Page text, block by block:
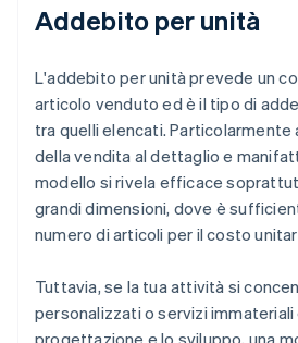
Addebito per unità
L'addebito per unità prevede un
articolo venduto ed è il tipo di
tra quelli elencati.
della vendita al dettaglio e
modello si rivela efficace
grandi dimensioni, dove è
numero di articoli per il costo
Tuttavia, se la tua attività si
personalizzati o servizi immateriali